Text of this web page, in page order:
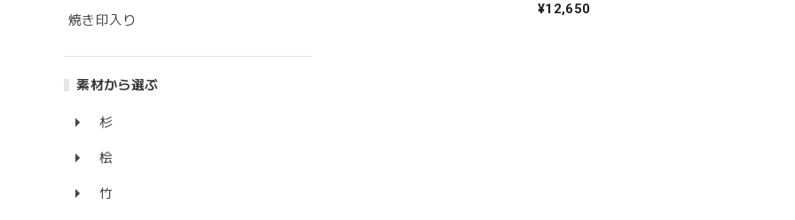
焼き印入り
素材から選ぶ
杉
桧
竹
¥12,650